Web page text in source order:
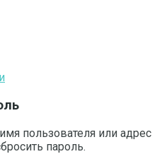
пользователя или адрес
пароль.